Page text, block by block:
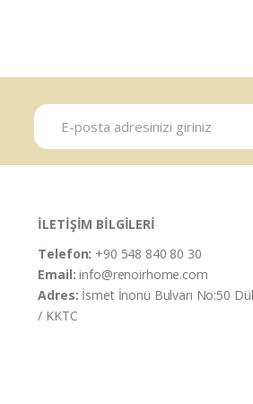
İLETİŞİM BİLGİLERİ
Telefon: +90 548 840 80 30
Email:info@renoirhome.com
Adres: İsmet İnonü Bulvarı No:50
/ KKTC